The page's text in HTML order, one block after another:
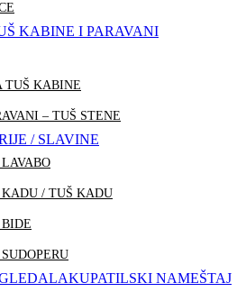
KABINE I PARAVANI
TUŠ KABINE
– TUŠ STENE
/ SLAVINE
KADU / TUŠ KADU
KUPATILSKI NAMEŠTAJ